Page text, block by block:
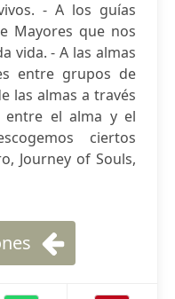
- A los guías
Mayores que nos
vida. - A las almas
entre grupos de
las almas a través
entre el alma y el
ciertos
Journey of Souls,